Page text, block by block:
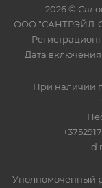
2026 ©
ООО "САНТРЭЙД-
Дата включения
При наличии
Уполномоченный